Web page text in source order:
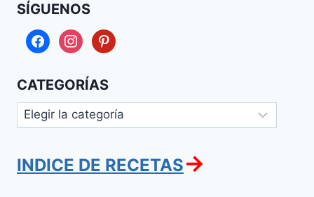
SÍGUENOS
facebookinstagrampinterest
CATEGORÍAS
Categorías
INDICE DE RECETAS→